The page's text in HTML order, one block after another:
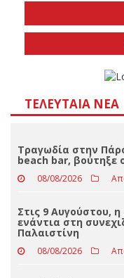
ΤΕΛΕΥΤΑΊΑ ΝΈΑ
Τραγωδία στην
beach bar, βούτηξε
08/08/2026